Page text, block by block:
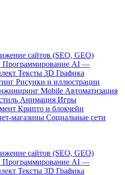
сайтов (SEO, GEO)
Программирование AI —
Тексты 3D Графика
Рисунки и иллюстрации
Mobile Автоматизация
Анимация Игры
Крипто и блокчейн
магазины Социальные сети
сайтов (SEO, GEO)
Программирование AI —
Тексты 3D Графика